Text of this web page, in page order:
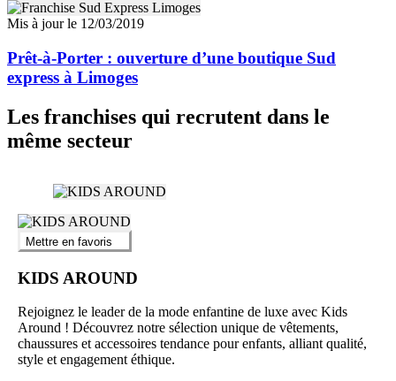
Mis à jour le 12/03/2019
Prêt-à-Porter : ouverture d’une boutique Sud
express à Limoges
Les franchises qui recrutent dans le
même secteur
Mettre en favoris
KIDS AROUND
Rejoignez le leader de la mode enfantine de luxe avec Kids
Around ! Découvrez notre sélection unique de vêtements,
chaussures et accessoires tendance pour enfants, alliant qualité,
style et engagement éthique.